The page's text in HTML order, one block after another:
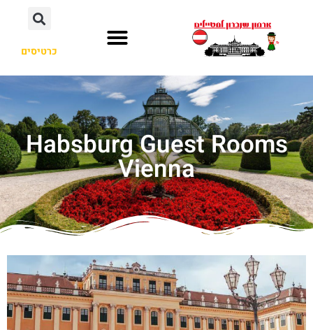
כרטיסים
Habsburg Guest Rooms
Vienna